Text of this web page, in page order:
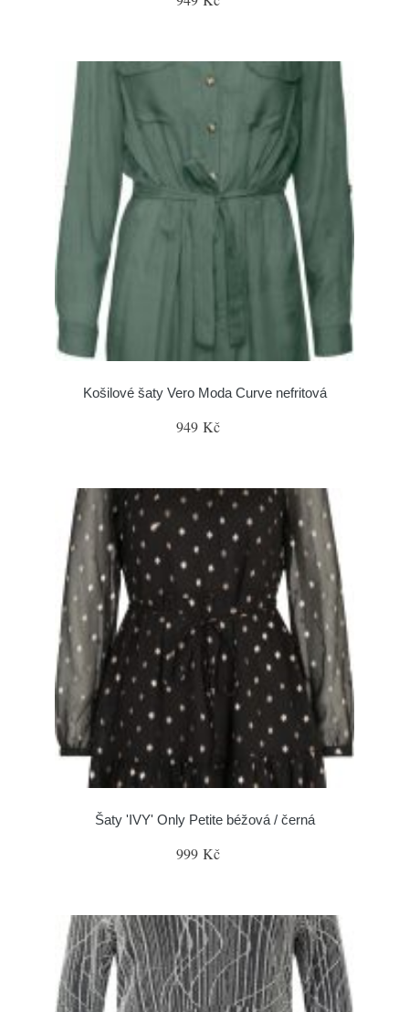
Košilové šaty Vero Moda Curve nefritová
949 Kč
Šaty 'IVY' Only Petite béžová / černá
999 Kč